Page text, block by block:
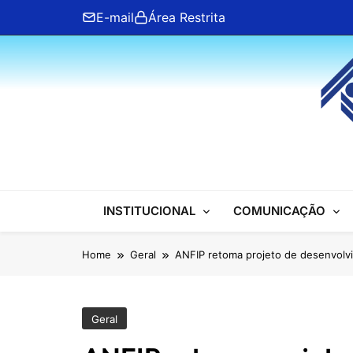
content
E-mail Área Restrita
ANFIP Nacional
INSTITUCIONAL COMUNICAÇÃO
Home Geral ANFIP retoma projeto de
Geral